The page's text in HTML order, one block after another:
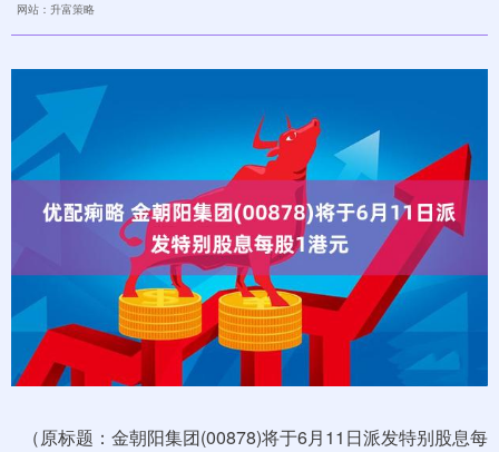
网站：升富策略
（原标题：金朝阳集团(00878)将于6月11日派发特别股息每